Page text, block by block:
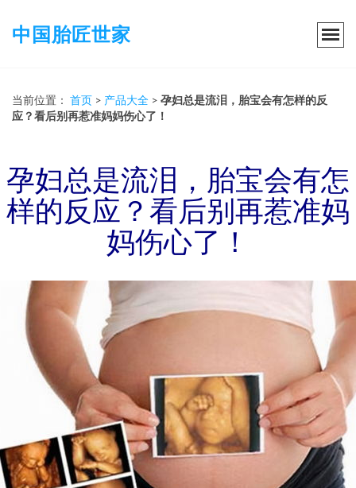
中国胎匠世家
当前位置： 首页 > 产品大全 > 孕妇总是流泪，胎宝会有怎样的反
应？看后别再惹准妈妈伤心了！
孕妇总是流泪，胎宝会有怎
样的反应？看后别再惹准妈
妈伤心了！